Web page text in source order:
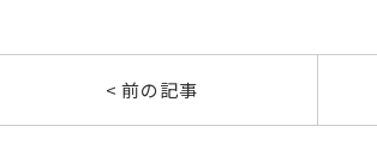
< 前の記事